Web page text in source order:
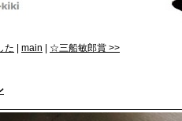
た main ☆三船敏郎賞 >>